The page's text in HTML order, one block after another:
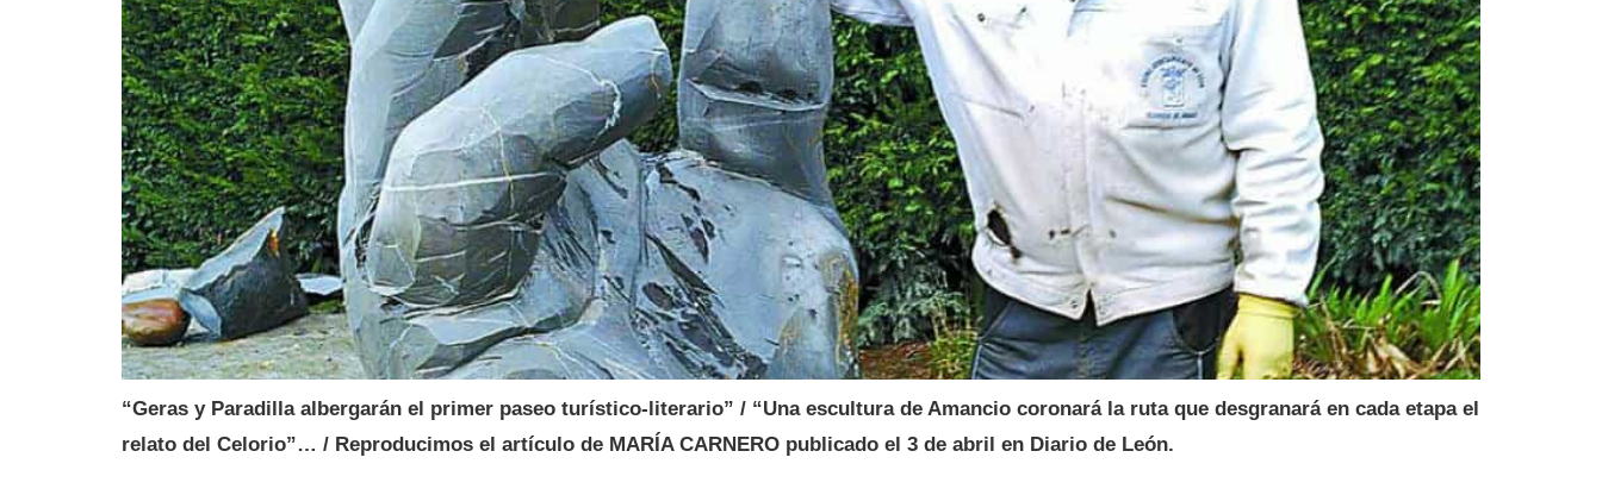
“Geras y Paradilla albergarán el primer paseo turístico-literario” / “Una escultura de Amancio coronará la ruta que desgranará en cada etapa el
relato del Celorio”… / Reproducimos el artículo de MARÍA CARNERO publicado el 3 de abril en Diario de León.